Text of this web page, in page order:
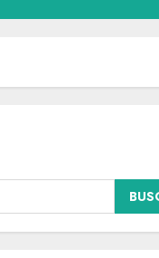
Colombia
soberanía de
sobre el